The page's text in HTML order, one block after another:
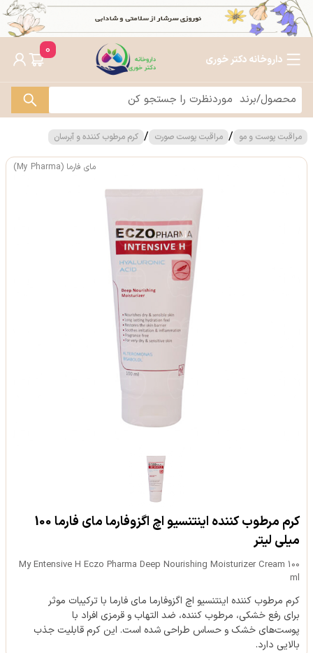
داروخانه دکتر خوری
0
مراقبت پوست و مو / مراقبت پوست صورت / کرم مرطوب کننده و آبرسان
مای فارما (My Pharma)
کرم مرطوب کننده اینتنسیو اچ اگزوفارما مای فارما 100
میلی لیتر
My Entensive H Eczo Pharma Deep Nourishing Moisturizer Cream 100
ml
کرم مرطوب کننده اینتنسیو اچ اگزوفارما مای فارما با ترکیبات موثر
برای رفع خشکی، مرطوب کننده، ضد التهاب و قرمزی افراد با
پوست‌های خشک و حساس طراحی شده است. این کرم قابلیت جذب
بالایی دارد.